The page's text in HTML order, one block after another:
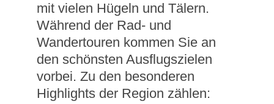
mit vielen Hügeln und Tälern.
Während der Rad- und
Wandertouren kommen Sie an
den schönsten Ausflugszielen
vorbei. Zu den besonderen
Highlights der Region zählen: